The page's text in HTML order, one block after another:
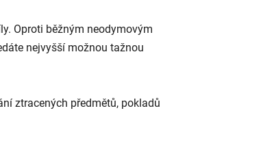
Oproti běžným neodymovým
nejvyšší možnou tažnou
ztracených předmětů, pokladů